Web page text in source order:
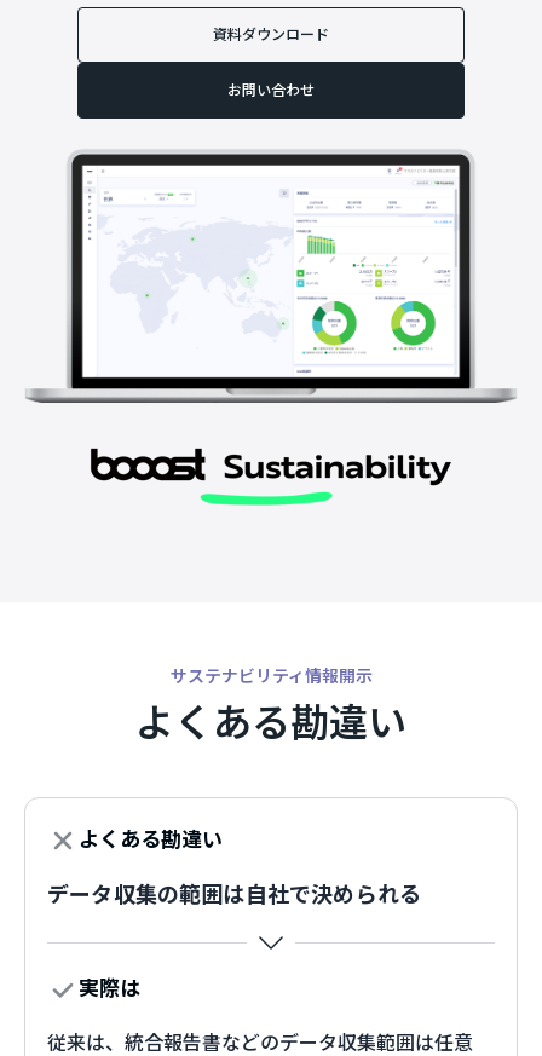
資料ダウンロード
お問い合わせ
サステナビリティ情報開示
よくある勘違い
よくある勘違い
データ収集の範囲は自社で決められる
実際は
従来は、統合報告書などのデータ収集範囲は任意